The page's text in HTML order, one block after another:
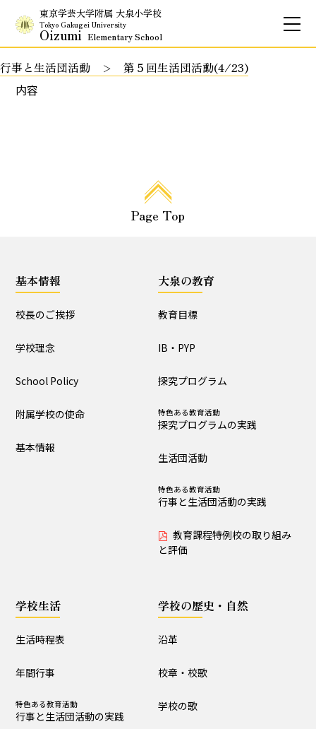
東京学芸大学附属 大泉小学校
Tokyo Gakugei University
Oizumi Elementary School
お問合せ アクセス English
学校理念
基本情報
探究プログラムの実践
生活団活動
行事と生活団活動の実践
特色ある教育活動
行事と生活団活動の実践
給食
R8学校通信 巻頭言
行事と生活団活動
第５回生活団活動(4/23)
内容
Page Top
基本情報
校長のご挨拶
学校理念
School Policy
附属学校の使命
基本情報
大泉の教育
教育目標
IB・PYP
探究プログラム
特色ある教育活動
探究プログラムの実践
生活団活動
特色ある教育活動
行事と生活団活動の実践
教育課程特例校の取り組み
と評価
学校生活
生活時程表
年間行事
特色ある教育活動
行事と生活団活動の実践
学校の歴史・自然
沿革
校章・校歌
学校の歌